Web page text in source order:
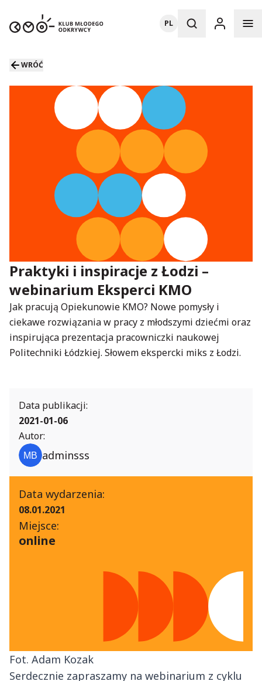
PL
WRÓĆ
Praktyki i inspiracje z Łodzi –
webinarium Eksperci KMO
Jak pracują Opiekunowie KMO? Nowe pomysły i
ciekawe rozwiązania w pracy z młodszymi dziećmi oraz
inspirująca prezentacja pracowniczki naukowej
Politechniki Łódzkiej. Słowem ekspercki miks z Łodzi.
Data publikacji:
2021-01-06
Autor:
adminsss
Data wydarzenia:
08.01.2021
Miejsce:
online
Fot. Adam Kozak
Serdecznie zapraszamy na webinarium z cyklu